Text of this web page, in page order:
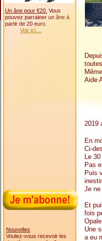
Nouvelles
Voulez-vous recevoir les
Un âne pour €20. Vous
pouvez parrainer un âne à
partir de 20 euro.
Voir ici....
2019
En
Ci-
Le
Pas
Puis
Je ne
Et
fois
Une
a eu
Aide